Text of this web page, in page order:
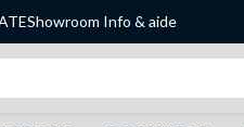
Showroom Info & aide